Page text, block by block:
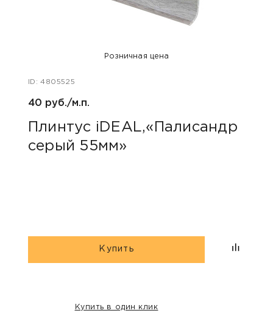
Розничная цена
ID: 4805525
40 руб./м.п.
Плинтус iDEAL,«Палисандр
серый 55мм»
Купить
Купить в один клик